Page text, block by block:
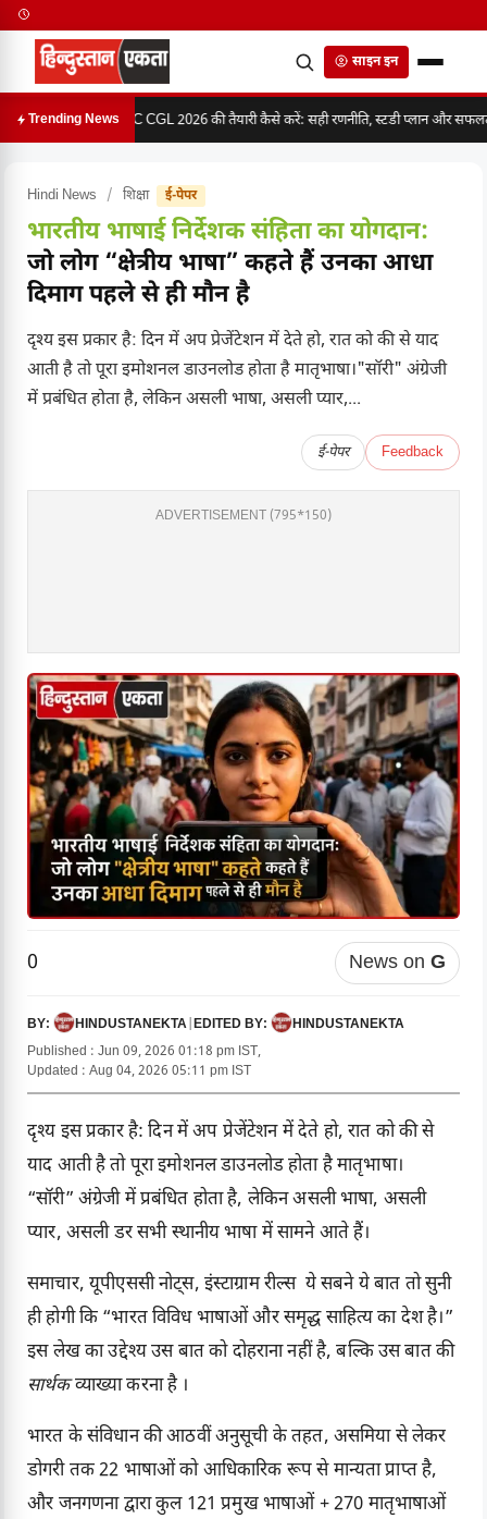
साइन इन
Trending NewsSSC CGL 2026 की तैयारी कैसे करें: सही रणनीति, स्टडी प्लान और
Hindi News / शिक्षा ई-पेपर
भारतीय भाषाई निर्देशक संहिता का योगदान:
जो लोग “क्षेत्रीय भाषा” कहते हैं उनका आधा
दिमाग पहले से ही मौन है
दृश्य इस प्रकार है: दिन में अप प्रेजेंटेशन में देते हो, रात को की से याद
आती है तो पूरा इमोशनल डाउनलोड होता है मातृभाषा।"सॉरी" अंग्रेजी
में प्रबंधित होता है, लेकिन असली भाषा, असली प्यार,...
ई-पेपर Feedback
ADVERTISEMENT (795*150)
0 News on G
BY: HINDUSTANEKTA EDITED BY:
HINDUSTANEKTA
Published : Jun 09, 2026 01:18 pm IST,
Updated : Aug 04, 2026 05:11 pm IST
दृश्य इस प्रकार है: दिन में अप प्रेजेंटेशन में देते हो, रात को की से
याद आती है तो पूरा इमोशनल डाउनलोड होता है मातृभाषा।
“सॉरी” अंग्रेजी में प्रबंधित होता है, लेकिन असली भाषा, असली
प्यार, असली डर सभी स्थानीय भाषा में सामने आते हैं।
समाचार, यूपीएससी नोट्स, इंस्टाग्राम रील्स ये सबने ये बात तो सुनी
ही होगी कि “भारत विविध भाषाओं और समृद्ध साहित्य का देश है।”
इस लेख का उद्देश्य उस बात को दोहराना नहीं है, बल्कि उस बात की
सार्थकव्याख्या करना है ।
भारत के संविधान की आठवीं अनुसूची के तहत, असमिया से लेकर
डोगरी तक 22 भाषाओं को आधिकारिक रूप से मान्यता प्राप्त है,
और जनगणना द्वारा कुल 121 प्रमुख भाषाओं + 270 मातृभाषाओं